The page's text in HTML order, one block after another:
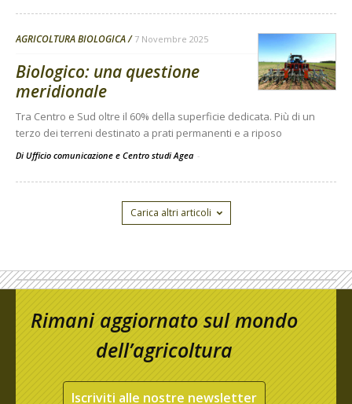
AGRICOLTURA BIOLOGICA 7 Novembre 2025
Biologico: una questione
meridionale
Tra Centro e Sud oltre il 60% della superficie dedicata. Più di un
terzo dei terreni destinato a prati permanenti e a riposo
Di Ufficio comunicazione e Centro studi Agea -
Carica altri articoli
Rimani aggiornato sul mondo
dell’agricoltura
Iscriviti alle nostre newsletter